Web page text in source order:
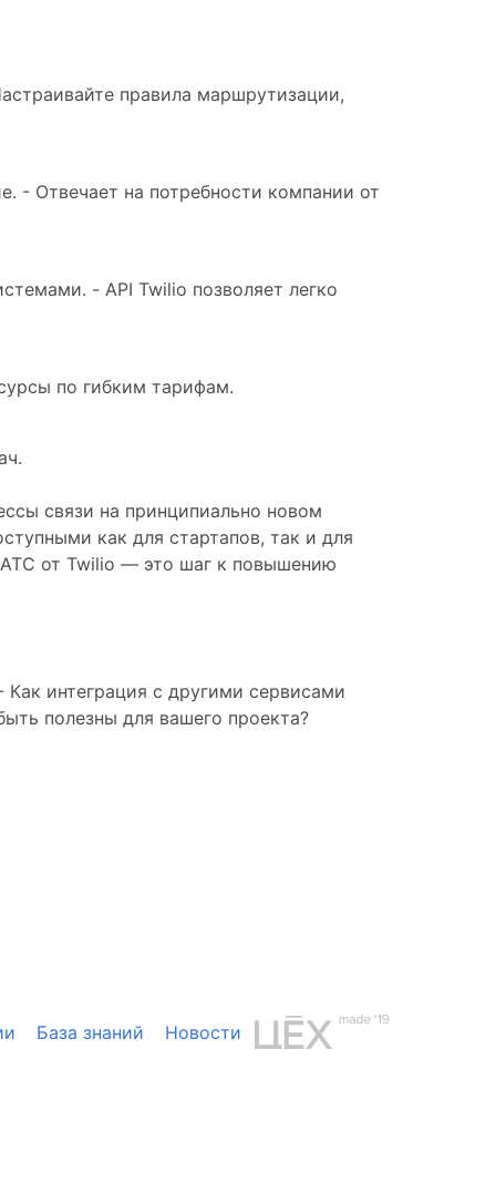
правила маршрутизации,
- Отвечает на потребности компании от
- API Twilio позволяет легко
по гибким тарифам.
связи на принципиально новом
как для стартапов, так и для
АТС от Twilio — это шаг к повышению
интеграция с другими сервисами
полезны для вашего проекта?
База знаний Новости